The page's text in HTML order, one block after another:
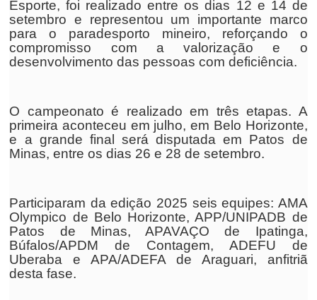
Esporte, foi realizado entre os dias 12 e 14 de
setembro e representou um importante marco
para o paradesporto mineiro, reforçando o
compromisso com a valorização e o
desenvolvimento das pessoas com deficiência.
O campeonato é realizado em três etapas. A
primeira aconteceu em julho, em Belo Horizonte,
e a grande final será disputada em Patos de
Minas, entre os dias 26 e 28 de setembro.
Participaram da edição 2025 seis equipes: AMA
Olympico de Belo Horizonte, APP/UNIPADB de
Patos de Minas, APAVAÇO de Ipatinga,
Búfalos/APDM de Contagem, ADEFU de
Uberaba e APA/ADEFA de Araguari, anfitriã
desta fase.